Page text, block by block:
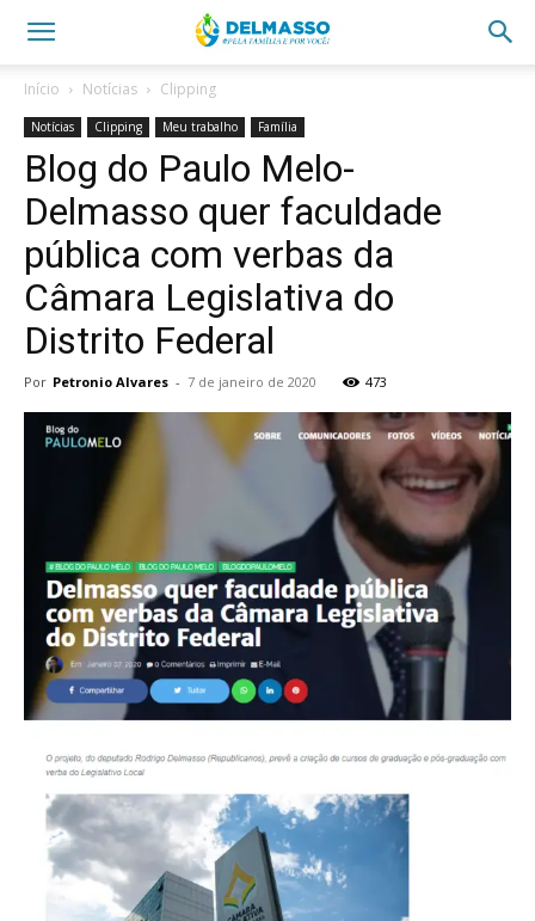
Início Notícias Clipping
Notícias Clipping Meu trabalho Família
Blog do Paulo Melo-
Delmasso quer faculdade
pública com verbas da
Câmara Legislativa do
Distrito Federal
Por Petronio Alvares - 7 de janeiro de 2020 473